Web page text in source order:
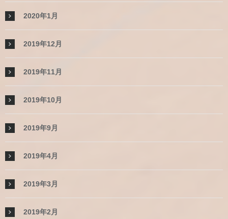
2020年1月
2019年12月
2019年11月
2019年10月
2019年9月
2019年4月
2019年3月
2019年2月